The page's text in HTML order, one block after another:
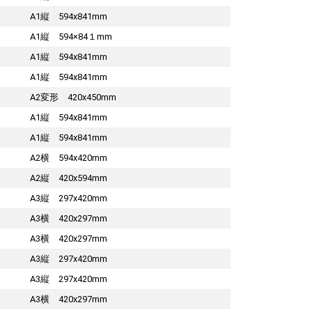
A1縦 594x841mm
A1縦 594×84１mm
A1縦 594x841mm
A1縦 594x841mm
A2変形 420x450mm
A1縦 594x841mm
A1縦 594x841mm
A2横 594x420mm
A2縦 420x594mm
A3縦 297x420mm
A3横 420x297mm
A3横 420x297mm
A3縦 297x420mm
A3縦 297x420mm
A3横 420x297mm